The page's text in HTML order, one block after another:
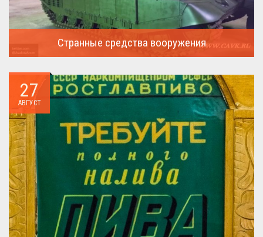
Странные средства вооружения
27
АВГУСТ